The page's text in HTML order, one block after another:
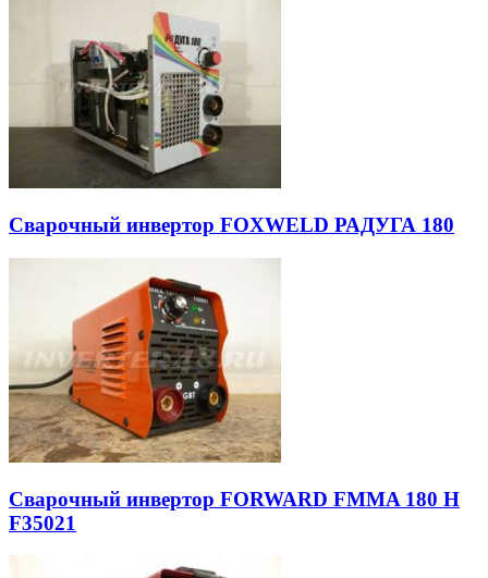
Сварочный инвертор FOXWELD РАДУГА 180
Сварочный инвертор FORWARD FMMA 180 H
F35021